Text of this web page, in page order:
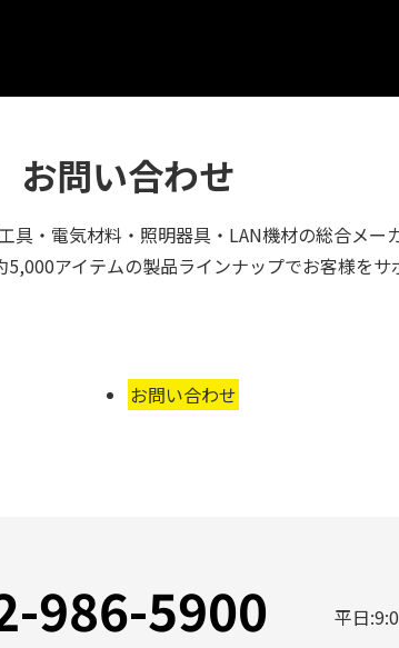
お問い合わせ
具・電気材料・照明器具・LAN機材の総合メーカ
アイテムの製品ラインナップでお客様をサ
お問い合わせ
986-5900 平日